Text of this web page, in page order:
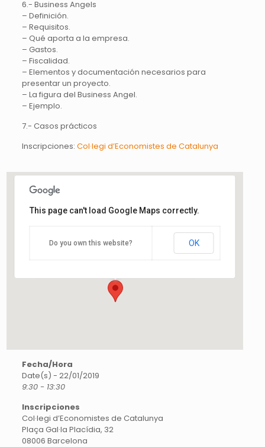
6.- Business Angels
– Definición.
– Requisitos.
– Qué aporta a la empresa.
– Gastos.
– Fiscalidad.
– Elementos y documentación necesarios para
presentar un proyecto.
– La figura del Business Angel.
– Ejemplo.
7.- Casos prácticos
Inscripciones: Col·legi d’Economistes de Catalunya
This page can't load Google Maps correctly.
Do you own this website? OK
Fecha/Hora
Date(s) - 22/01/2019
9:30 - 13:30
Inscripciones
Col·legi d’Economistes de Catalunya
Plaça Gal·la Placídia, 32
08006 Barcelona